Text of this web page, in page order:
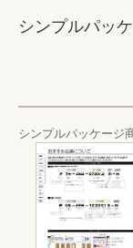
シンプルパッ
シンプルパッケージ